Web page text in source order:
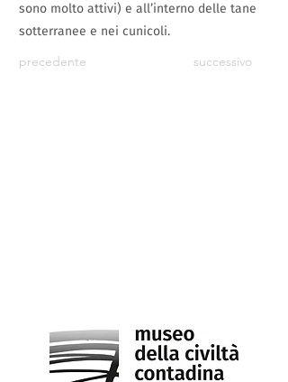
sono molto attivi) e all’interno delle tane
sotterranee e nei cunicoli.
precedente successivo